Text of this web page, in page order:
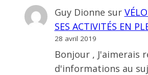
Guy Dionne sur
SES ACTIVITÉS EN
28 avril 2019
Bonjour , J'aimerais
d'informations au